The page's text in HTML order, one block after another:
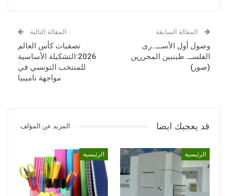
المقالة السابقة
وصول أول الأســـ..رى
الفلســ..طينيين المحررين
(صور)
المقالة التالية
تصفيات كأس العالم
2026:التشكيلة الأساسية
للمنتخب التونسي في
مواجهة ناميبيا
قد يعجبك ايضا المزيد عن المؤلف
الرئيسية الرئيسية